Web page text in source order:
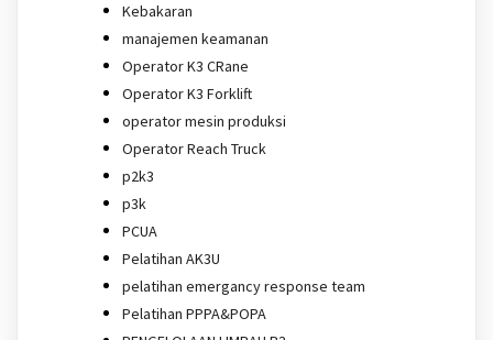
Kebakaran
manajemen keamanan
Operator K3 CRane
Operator K3 Forklift
operator mesin produksi
Operator Reach Truck
p2k3
p3k
PCUA
Pelatihan AK3U
pelatihan emergancy response team
Pelatihan PPPA&POPA